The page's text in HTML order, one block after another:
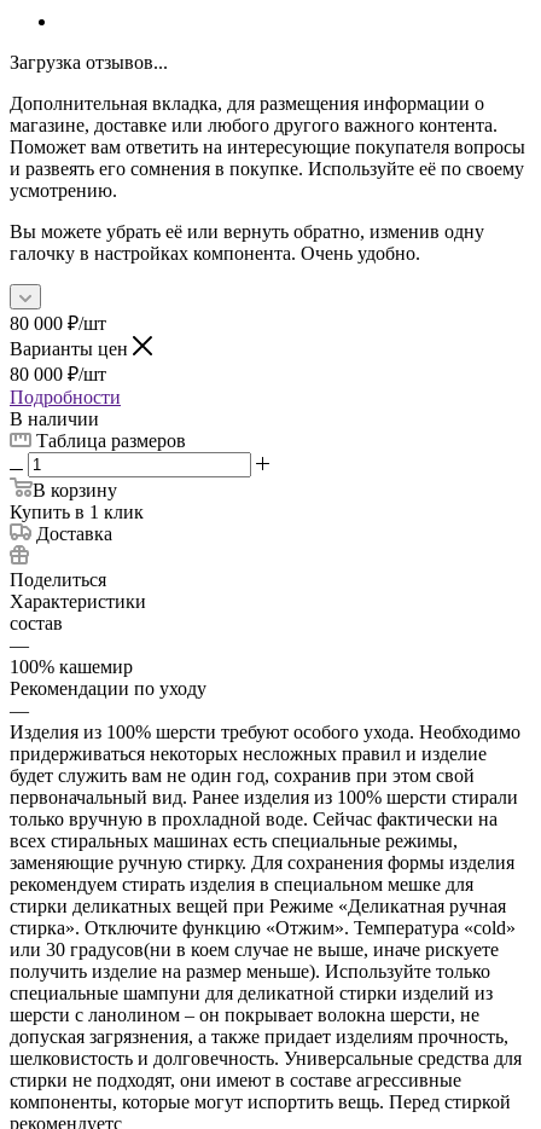
Загрузка отзывов...
Дополнительная вкладка, для размещения информации о
магазине, доставке или любого другого важного контента.
Поможет вам ответить на интересующие покупателя вопросы
и развеять его сомнения в покупке. Используйте её по своему
усмотрению.
Вы можете убрать её или вернуть обратно, изменив одну
галочку в настройках компонента. Очень удобно.
80 000 ₽/шт
Варианты цен
80 000 ₽/шт
Подробности
В наличии
Таблица размеров
В корзину
Купить в 1 клик
Доставка
Поделиться
Характеристики
состав
—
100% кашемир
Рекомендации по уходу
—
Изделия из 100% шерсти требуют особого ухода. Необходимо
придерживаться некоторых несложных правил и изделие
будет служить вам не один год, сохранив при этом свой
первоначальный вид. Ранее изделия из 100% шерсти стирали
только вручную в прохладной воде. Сейчас фактически на
всех стиральных машинах есть специальные режимы,
заменяющие ручную стирку. Для сохранения формы изделия
рекомендуем стирать изделия в специальном мешке для
стирки деликатных вещей при Режиме «Деликатная ручная
стирка». Отключите функцию «Отжим». Температура «cold»
или 30 градусов(ни в коем случае не выше, иначе рискуете
получить изделие на размер меньше). Используйте только
специальные шампуни для деликатной стирки изделий из
шерсти с ланолином – он покрывает волокна шерсти, не
допуская загрязнения, а также придает изделиям прочность,
шелковистость и долговечность. Универсальные средства для
стирки не подходят, они имеют в составе агрессивные
компоненты, которые могут испортить вещь. Перед стиркой
рекомендуетс